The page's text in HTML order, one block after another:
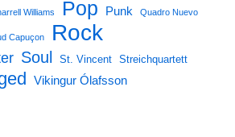
Williams Pop Punk Quadro Nuevo
Capuçon Rock
Soul St. Vincent Streichquartett
Vikingur Ólafsson